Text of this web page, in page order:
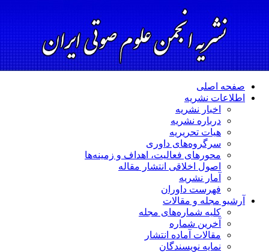
صفحه اصلی
اطلاعات نشریه
اخبار نشریه
درباره نشریه
هیات تحریریه
سرگروه‌های داوری
محورهای فعالیت، اهداف و زمینه‌ها
اصول اخلاقی انتشار مقاله
آمار نشریه
فهرست داوران
آرشیو مجله و مقالات
کلیه شماره‌های مجله
آخرین شماره
مقالات آماده انتشار
نمایه نویسندگان